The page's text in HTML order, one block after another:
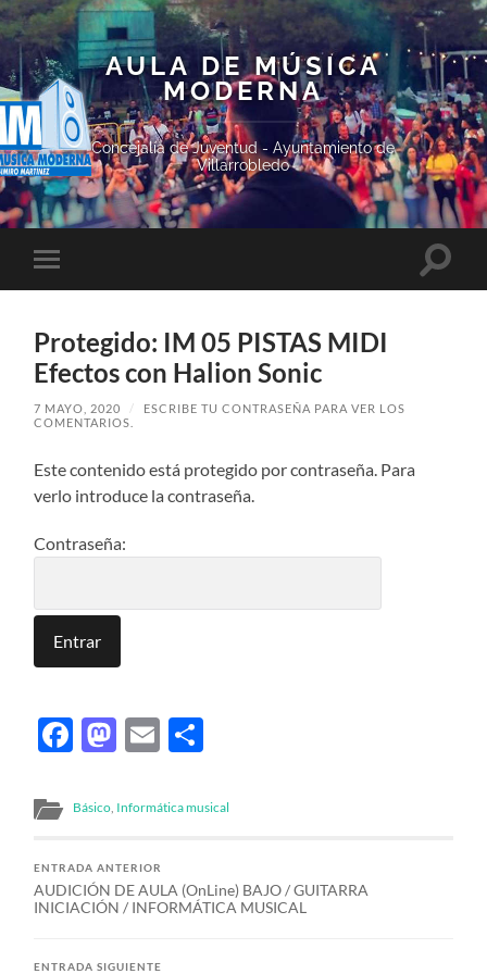
AULA DE MÚSICA
MODERNA
Concejalía de Juventud - Ayuntamiento de
Villarrobledo
el
móvil
Protegido: IM 05 PISTAS MIDI
Efectos con Halion Sonic
7 MAYO, 2020 /
ESCRIBE TU CONTRASEÑA PARA VER LOS
COMENTARIOS.
Este contenido está protegido por contraseña. Para
verlo introduce la contraseña.
Contraseña:
Facebook
Mastodon
Email
Básico Informática musical
ENTRADA ANTERIOR
AUDICIÓN DE AULA (OnLine) BAJO / GUITARRA
INICIACIÓN / INFORMÁTICA MUSICAL
ENTRADA SIGUIENTE